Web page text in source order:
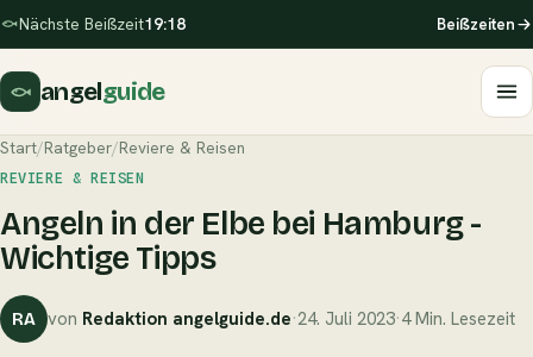
Nächste Beißzeit19:18 Beißzeiten
angelguide
Start/Ratgeber/Reviere & Reisen
REVIERE & REISEN
Angeln in der Elbe bei Hamburg -
Wichtige Tipps
RA von Redaktion angelguide.de·24. Juli 2023·4 Min. Lesezeit